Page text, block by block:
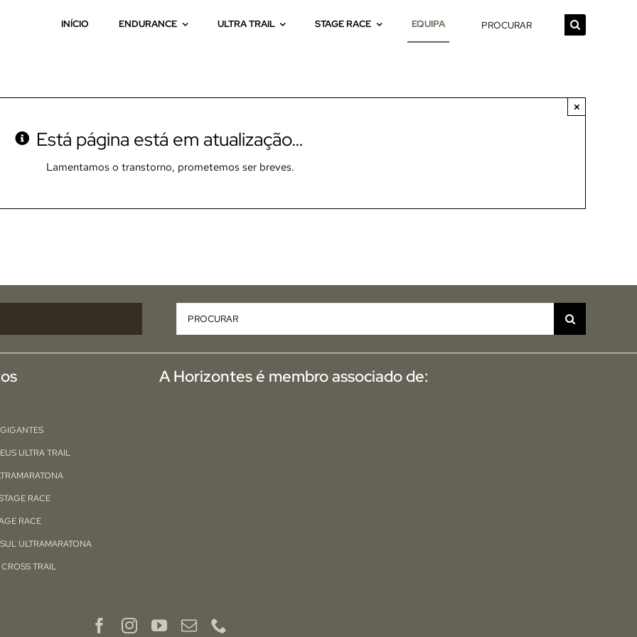
INÍCIO ENDURANCE ULTRA TRAIL STAGE RACE EQUIPA Pesquisar
Está página está em atualização…
Lamentamos o transtorno, prometemos ser breves.
×
A Horizontes é membro associado de:
ULTRA TRAIL
RACE
RACE
ULTRAMARATONA
TRAIL